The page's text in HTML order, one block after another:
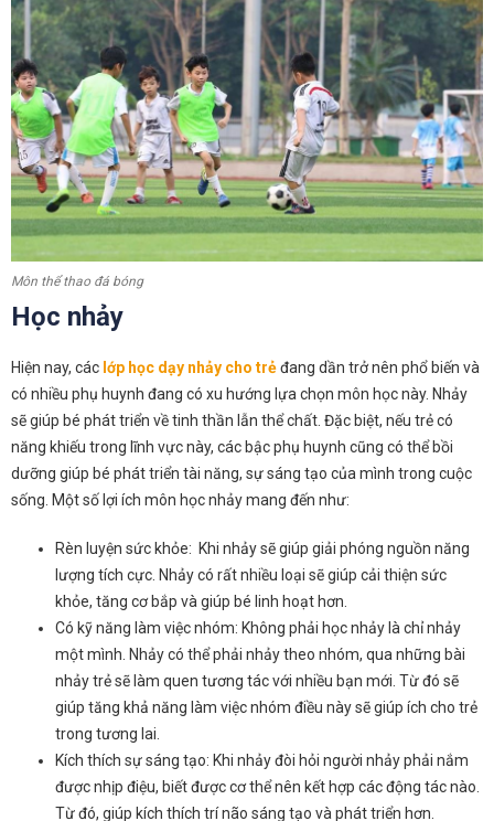
Môn thể thao đá bóng
Học nhảy
Hiện nay, các lớp học dạy nhảy cho trẻđang dần trở nên phổ biến và
có nhiều phụ huynh đang có xu hướng lựa chọn môn học này. Nhảy
sẽ giúp bé phát triển về tinh thần lẫn thể chất. Đặc biệt, nếu trẻ có
năng khiếu trong lĩnh vực này, các bậc phụ huynh cũng có thể bồi
dưỡng giúp bé phát triển tài năng, sự sáng tạo của mình trong cuộc
sống. Một số lợi ích môn học nhảy mang đến như:
Rèn luyện sức khỏe: Khi nhảy sẽ giúp giải phóng nguồn năng
lượng tích cực. Nhảy có rất nhiều loại sẽ giúp cải thiện sức
khỏe, tăng cơ bắp và giúp bé linh hoạt hơn.
Có kỹ năng làm việc nhóm: Không phải học nhảy là chỉ nhảy
một mình. Nhảy có thể phải nhảy theo nhóm, qua những bài
nhảy trẻ sẽ làm quen tương tác với nhiều bạn mới. Từ đó sẽ
giúp tăng khả năng làm việc nhóm điều này sẽ giúp ích cho trẻ
trong tương lai.
Kích thích sự sáng tạo: Khi nhảy đòi hỏi người nhảy phải nắm
được nhịp điệu, biết được cơ thể nên kết hợp các động tác nào.
Từ đó, giúp kích thích trí não sáng tạo và phát triển hơn.